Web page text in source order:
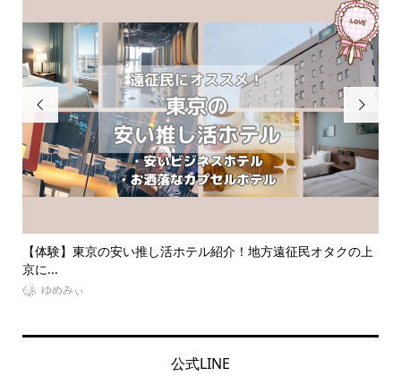

タクの上
【体験談】夜行バスで遠征！快適高速バスVIPライナーっ

公式LINE